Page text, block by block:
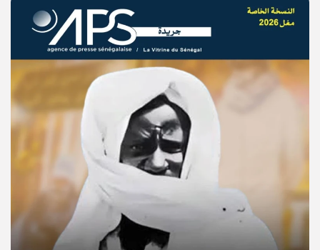
© Copyright 2025, APS